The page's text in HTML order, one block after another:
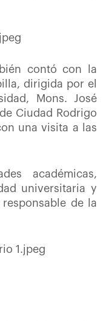
contó con la
dirigida por el
Mons. José
Ciudad Rodrigo
una visita a las
académicas,
universitaria y
de la